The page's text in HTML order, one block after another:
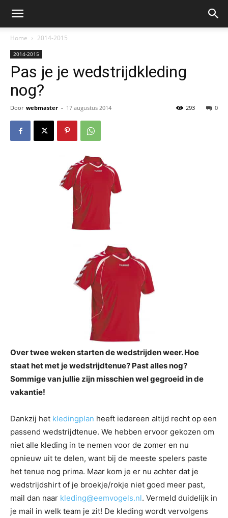
Home 2014-2015
2014-2015
Pas je je wedstrijdkleding
nog?
Door webmaster - 17 augustus 2014 0
293
Over twee weken starten de wedstrijden weer. Hoe
staat het met je wedstrijdtenue? Past alles nog?
Sommige van jullie zijn misschien wel gegroeid in de
vakantie!
Dankzij het kledingplan heeft iedereen altijd recht op een
passend wedstrijdtenue. We hebben ervoor gekozen om
niet alle kleding in te nemen voor de zomer en nu
opnieuw uit te delen, want bij de meeste spelers paste
het tenue nog prima. Maar kom je er nu achter dat je
wedstrijdshirt of je broekje/rokje niet goed meer past,
mail dan naar kleding@eemvogels.nl. Vermeld duidelijk in
je mail in welk team je zit! De kleding wordt vervolgens